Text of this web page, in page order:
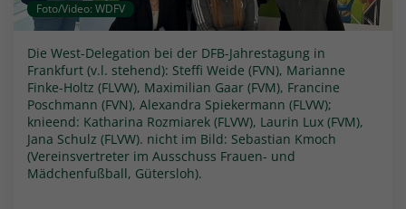
Foto/Video: WDFV
Die West-Delegation bei der DFB-Jahrestagung in
Frankfurt (v.l. stehend): Steffi Weide (FVN), Marianne
Finke-Holtz (FLVW), Maximilian Gaar (FVM), Francine
Poschmann (FVN), Alexandra Spiekermann (FLVW);
knieend: Katharina Rozmiarek (FLVW), Laurin Lux (FVM),
Jana Schulz (FLVW). nicht im Bild: Sebastian Kmoch
(Vereinsvertreter im Ausschuss Frauen- und
Mädchenfußball, Gütersloh).